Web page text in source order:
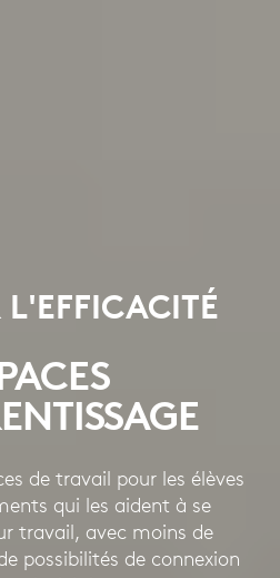
de travail pour les élèves
qui les aident à se
travail, avec moins de
possibilités de connexion